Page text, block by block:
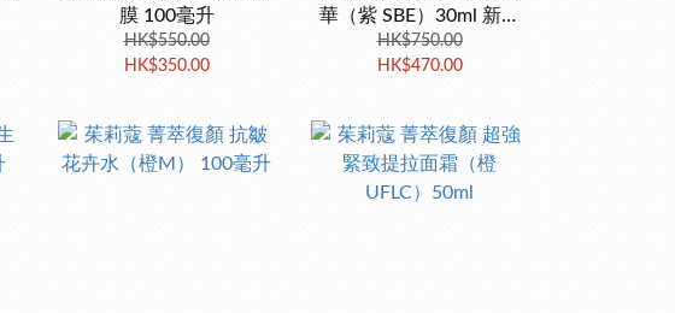
膜 100毫升
HK$550.00
HK$350.00
華（紫 SBE）30ml 新包
裝
HK$750.00
HK$470.00